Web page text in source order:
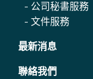
- 公司秘書服務
- 文件服務
最新消息
聯絡我們